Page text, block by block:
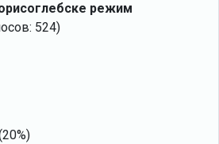
режим
524)